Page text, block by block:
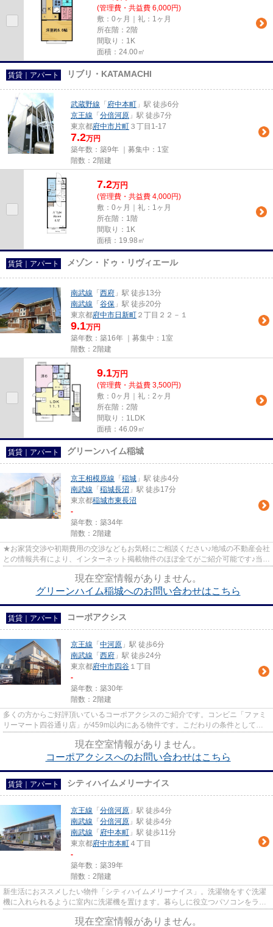
(管理費・共益費 6,000円)
敷：0ヶ月｜礼：1ヶ月
所在階：2階
間取り：1K
面積：24.00㎡
賃貸｜アパート リブリ・KATAMACHI
武蔵野線 「 府中本町 」駅 徒歩6分
京王線 「 分倍河原 」駅 徒歩7分
東京都府中市片町 ３丁目1-17
7.2万円
築年数：築9年 ｜募集中： 1室
階数：2階建
7.2万円
(管理費・共益費 4,000円)
敷：0ヶ月｜礼：1ヶ月
所在階：1階
間取り：1K
面積：19.98㎡
賃貸｜アパート メゾン・ドゥ・リヴィエール
南武線 「 西府 」駅 徒歩13分
南武線 「 谷保 」駅 徒歩20分
東京都府中市日新町 ２丁目２２－１
9.1万円
築年数：築16年 ｜募集中： 1室
階数：2階建
9.1万円
(管理費・共益費 3,500円)
敷：0ヶ月｜礼：2ヶ月
所在階：2階
間取り：1LDK
面積：46.09㎡
賃貸｜アパート グリーンハイム稲城
京王相模原線 「 稲城 」駅 徒歩4分
南武線 「 稲城長沼 」駅 徒歩17分
東京都稲城市東長沼
-
築年数：築34年
階数：2階建
★お家賃交渉や初期費用の交渉などもお気軽にご相談ください♪地域の不動産会社
との情報共有により、インターネット掲載物件のほぼ全てがご紹介可能です♪当店
現在空室情報がありません。
グリーンハイム稲城へのお問い合わせはこちら
賃貸｜アパート コーポアクシス
京王線 「 中河原 」駅 徒歩6分
南武線 「 西府 」駅 徒歩24分
東京都府中市四谷 １丁目
-
築年数：築30年
階数：2階建
多くの方からご好評頂いているコーポアクシスのご紹介です。コンビニ「ファミ
リーマート四谷通り店」が459m以内にある物件です。こだわりの条件として多
現在空室情報がありません。
コーポアクシスへのお問い合わせはこちら
賃貸｜アパート シティハイムメリーナイス
京王線 「 分倍河原 」駅 徒歩4分
南武線 「 分倍河原 」駅 徒歩4分
南武線 「 府中本町 」駅 徒歩11分
東京都府中市本町 ４丁目
-
築年数：築39年
階数：2階建
新生活におススメしたい物件「シティハイムメリーナイス」。洗濯物をすぐ洗濯
機に入れられるように室内に洗濯機を置けます。暮らしに役立つパソコンをラク
現在空室情報がありません。